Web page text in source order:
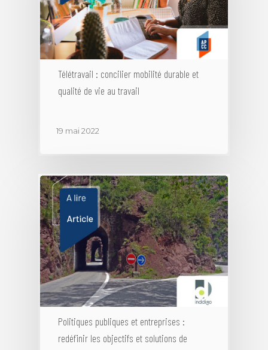
Télétravail : concilier mobilité durable et
qualité de vie au travail
19 mai 2022
Politiques publiques et entreprises :
redéfinir les objectifs et solutions de